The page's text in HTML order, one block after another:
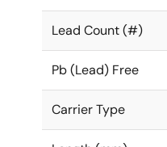
Lead Count (#)
Pb (Lead) Free
Carrier Type